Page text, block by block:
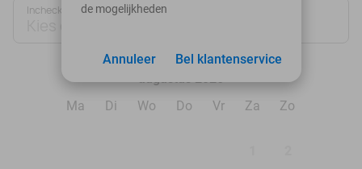
Inchecken
Ma
Di Wo Do Vr Za Zo
de mogelijkheden
Bel klantenservice
Annuleer